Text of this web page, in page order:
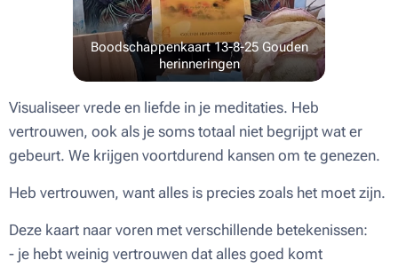
Boodschappenkaart 13-8-25 Gouden
herinneringen
Visualiseer vrede en liefde in je meditaties. Heb
vertrouwen, ook als je soms totaal niet begrijpt wat er
gebeurt. We krijgen voortdurend kansen om te genezen.
Heb vertrouwen, want alles is precies zoals het moet zijn.
Deze kaart naar voren met verschillende betekenissen:
- je hebt weinig vertrouwen dat alles goed komt